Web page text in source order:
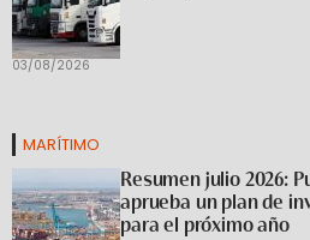
03/08/2026
MARÍTIMO
Resumen julio 2026:
aprueba un plan de
para el próximo año